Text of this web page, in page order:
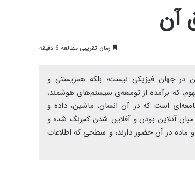
آن
زمان تقریبی مطالعه 6 دقیقه
در جهان فیزیکی نیست؛ بلکه همزیستی و
که برآمده از توسعه‌ی سیستم‌های هوشمند،
است که در آن انسان، ماشین، داده و
آنلاین بودن و آفلاین شدن کم‌رنگ شده و
در آن حضور دارند، و سطحی که اطلاعات